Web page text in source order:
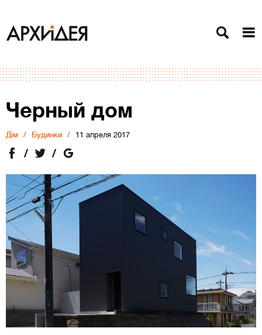
Черный дом
Дiм Будинки 11 апреля 2017